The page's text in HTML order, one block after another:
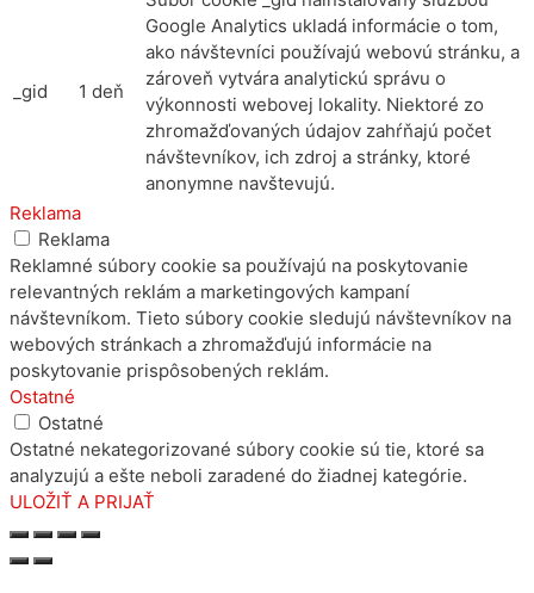
_gid 1 deň
Google Analytics ukladá informácie o tom,
ako návštevníci používajú webovú stránku, a
zároveň vytvára analytickú správu o
výkonnosti webovej lokality. Niektoré zo
zhromažďovaných údajov zahŕňajú počet
návštevníkov, ich zdroj a stránky, ktoré
anonymne navštevujú.
Reklama
Reklama
Reklamné súbory cookie sa používajú na poskytovanie
relevantných reklám a marketingových kampaní
návštevníkom. Tieto súbory cookie sledujú návštevníkov na
webových stránkach a zhromažďujú informácie na
poskytovanie prispôsobených reklám.
Ostatné
Ostatné
Ostatné nekategorizované súbory cookie sú tie, ktoré sa
analyzujú a ešte neboli zaradené do žiadnej kategórie.
ULOŽIŤ A PRIJAŤ